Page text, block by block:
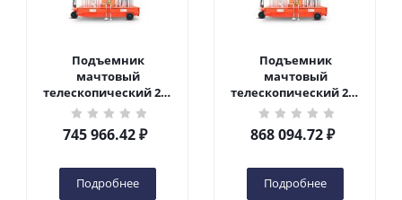
Подъемник
мачтовый
телескопический 200
кг 10 м TOR GTWY10-
200S DC 2-мачтовый
(автономный) (N) в
745 966.42₽
Подробнее
Подъемник
мачтовый
телескопический 200
кг 12 м TOR GTWY12-
200S DC 2-мачтовый
(автономный) (N) в
868 094.72₽
Подробнее